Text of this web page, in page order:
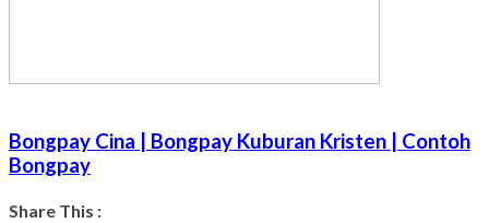
Bongpay Cina | Bongpay Kuburan Kristen | Contoh
Bongpay
Share This :